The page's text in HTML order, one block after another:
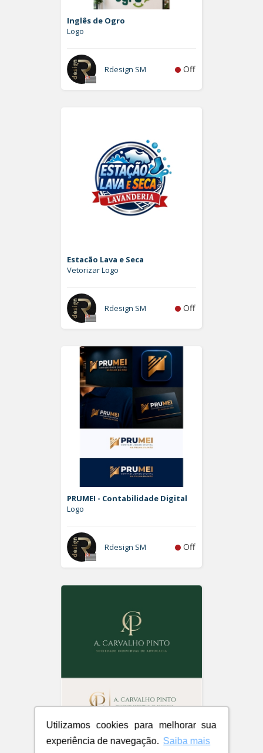
Utilizamos cookies para melhorar sua
experiência de navegação. Saiba mais
Inglês de Ogro
Logo
Rdesign SM Off
Estacão Lava e Seca
Vetorizar Logo
Rdesign SM Off
PRUMEI - Contabilidade Digital
Logo
Rdesign SM Off
A. Carvalho Pinto Sociedade
Individual de Advocacia